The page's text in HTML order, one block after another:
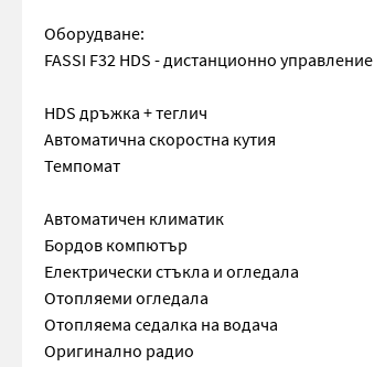
Оборудване:
FASSI F32 HDS - дистанционно управление
HDS дръжка + теглич
Автоматична скоростна кутия
Темпомат
Автоматичен климатик
Бордов компютър
Електрически стъкла и огледала
Отопляеми огледала
Отопляема седалка на водача
Оригинално радио